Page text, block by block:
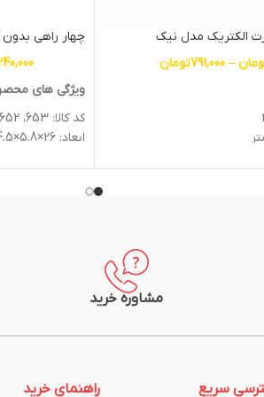
الکتریک مدل نیک
–
791,000تومان
چهار راهی
ویژگی های
کد کالا: 653، 652، 651
ابعاد: 26×5.8×4.5 سانتیمتر
دکمه روشن و
نوع کابل: 1*3
گارانتی: 24 ماهه پارت الکتریک
مشاوره خرید
سریع راهنمای خرید